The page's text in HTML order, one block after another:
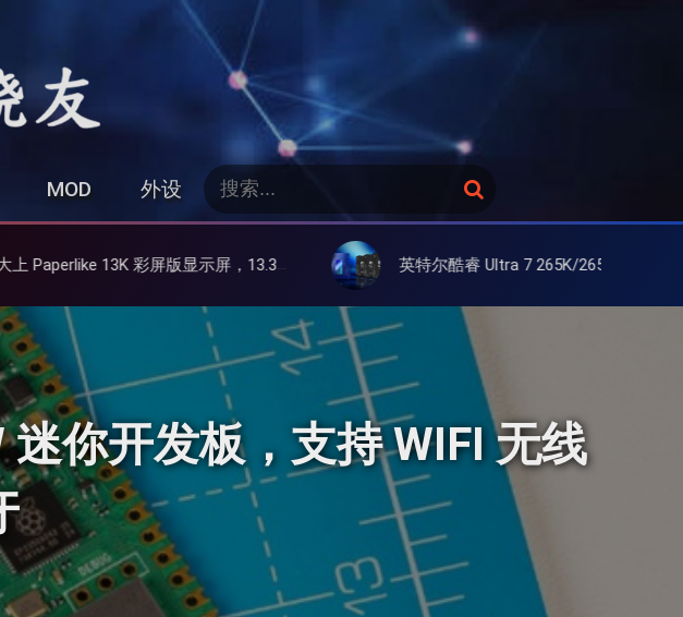
MOD 外设
搜
索
：
搜
版显示屏，13.3英寸高刷彩色墨水屏 英特尔酷睿 Ultra 7 265K/265KF 官降100美元促销，快和酷睿 Ultra 5 差不多了
你开发板，支持 WIFI 无线